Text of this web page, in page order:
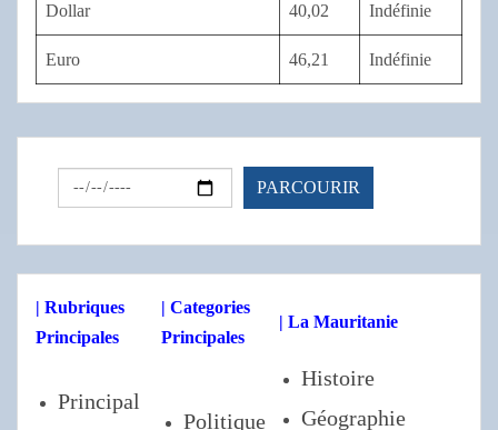
Dollar 40,02 Indéfinie
Euro 46,21 Indéfinie
| Rubriques
Principales
| Categories
Principales
| La Mauritanie
Principal
Politique
Histoire
Géographie